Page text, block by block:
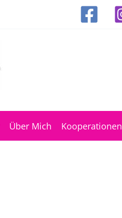
Über Mich Kooperationen